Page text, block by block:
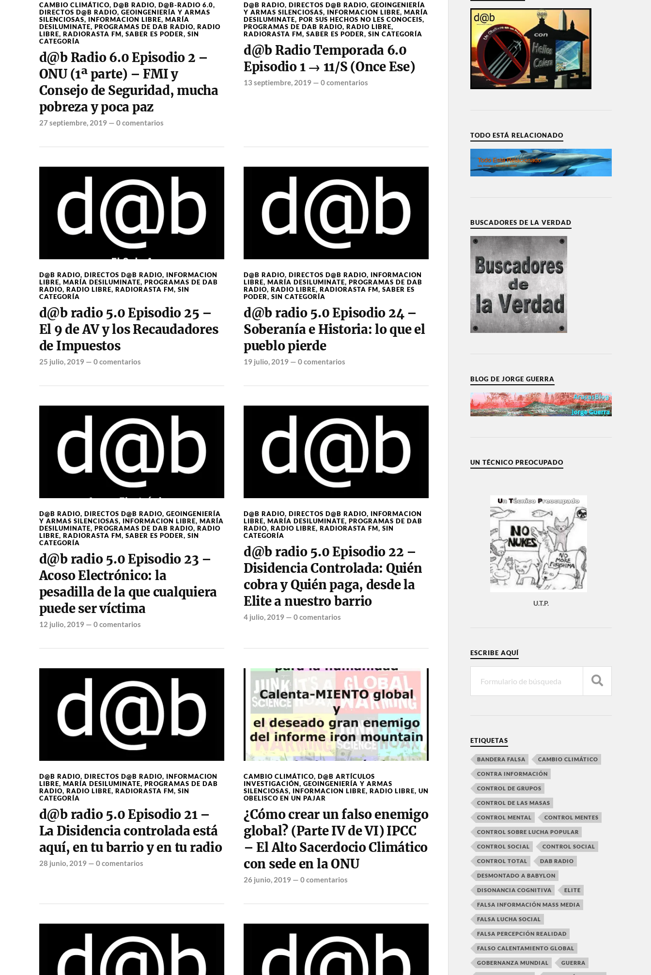
CAMBIO CLIMÁTICO, D@B RADIO, D@B-RADIO 6.0,
DIRECTOS D@B RADIO, GEOINGENIERÍA Y ARMAS
SILENCIOSAS, INFORMACION LIBRE, MARÍA
DESILUMINATE, PROGRAMAS DE DAB RADIO, RADIO
LIBRE, RADIORASTA FM, SABER ES PODER, SIN
CATEGORÍA
d@b Radio 6.0 Episodio 2 –
ONU (1ª parte) – FMI y
Consejo de Seguridad, mucha
pobreza y poca paz
27 septiembre, 2019— 0 comentarios
D@B RADIO, DIRECTOS D@B RADIO, GEOINGENIERÍA
Y ARMAS SILENCIOSAS, INFORMACION LIBRE, MARÍA
DESILUMINATE, POR SUS HECHOS NO LES CONOCEIS,
PROGRAMAS DE DAB RADIO, RADIO LIBRE,
RADIORASTA FM, SABER ES PODER, SIN CATEGORÍA
d@b Radio Temporada 6.0
Episodio 1 → 11/S (Once Ese)
13 septiembre, 2019— 0 comentarios
D@B RADIO, DIRECTOS D@B RADIO, INFORMACION
LIBRE, MARÍA DESILUMINATE, PROGRAMAS DE DAB
RADIO, RADIO LIBRE, RADIORASTA FM, SIN
CATEGORÍA
d@b radio 5.0 Episodio 25 –
El 9 de AV y los Recaudadores
de Impuestos
25 julio, 2019— 0 comentarios
D@B RADIO, DIRECTOS D@B RADIO, INFORMACION
LIBRE, MARÍA DESILUMINATE, PROGRAMAS DE DAB
RADIO, RADIO LIBRE, RADIORASTA FM, SABER ES
PODER, SIN CATEGORÍA
d@b radio 5.0 Episodio 24 –
Soberanía e Historia: lo que el
pueblo pierde
19 julio, 2019— 0 comentarios
D@B RADIO, DIRECTOS D@B RADIO, GEOINGENIERÍA
Y ARMAS SILENCIOSAS, INFORMACION LIBRE, MARÍA
DESILUMINATE, PROGRAMAS DE DAB RADIO, RADIO
LIBRE, RADIORASTA FM, SABER ES PODER, SIN
CATEGORÍA
d@b radio 5.0 Episodio 23 –
Acoso Electrónico: la
pesadilla de la que cualquiera
puede ser víctima
12 julio, 2019— 0 comentarios
D@B RADIO, DIRECTOS D@B RADIO, INFORMACION
LIBRE, MARÍA DESILUMINATE, PROGRAMAS DE DAB
RADIO, RADIO LIBRE, RADIORASTA FM, SIN
CATEGORÍA
d@b radio 5.0 Episodio 22 –
Disidencia Controlada: Quién
cobra y Quién paga, desde la
Elite a nuestro barrio
4 julio, 2019— 0 comentarios
D@B RADIO, DIRECTOS D@B RADIO, INFORMACION
LIBRE, MARÍA DESILUMINATE, PROGRAMAS DE DAB
RADIO, RADIO LIBRE, RADIORASTA FM, SIN
CATEGORÍA
d@b radio 5.0 Episodio 21 –
La Disidencia controlada está
aquí, en tu barrio y en tu radio
28 junio, 2019— 0 comentarios
CAMBIO CLIMÁTICO, D@B ARTÍCULOS
INVESTIGACIÓN, GEOINGENIERÍA Y ARMAS
SILENCIOSAS, INFORMACION LIBRE, RADIO LIBRE, UN
OBELISCO EN UN PAJAR
¿Cómo crear un falso enemigo
global? (Parte IV de VI) IPCC
– El Alto Sacerdocio Climático
con sede en la ONU
26 junio, 2019— 0 comentarios
TODO ESTÁ RELACIONADO
BUSCADORES DE LA VERDAD
BLOG DE JORGE GUERRA
UN TÉCNICO PREOCUPADO
U.T.P.
ESCRIBE AQUÍ
ETIQUETAS
BANDERA FALSA CAMBIO CLIMÁTICO
CONTRA INFORMACIÓN
CONTROL DE GRUPOS
CONTROL DE LAS MASAS
CONTROL MENTAL CONTROL MENTES
CONTROL SOBRE LUCHA POPULAR
CONTROL SOCIAL CONTROL SOCIAL
CONTROL TOTAL DAB RADIO
DESMONTADO A BABYLON
DISONANCIA COGNITIVA ELITE
FALSA INFORMACIÓN MASS MEDIA
FALSA LUCHA SOCIAL
FALSA PERCEPCIÓN REALIDAD
FALSO CALENTAMIENTO GLOBAL
GOBERNANZA MUNDIAL GUERRA